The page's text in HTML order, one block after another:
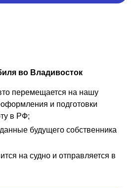
во Владивосток
перемещается на нашу
и подготовки
в РФ;
будущего собственника
на судно и отправляется в